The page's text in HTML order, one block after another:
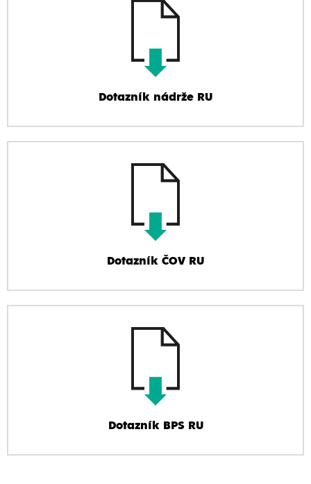
Dotazník nádrže RU
Dotazník ČOV RU
Dotazník BPS RU